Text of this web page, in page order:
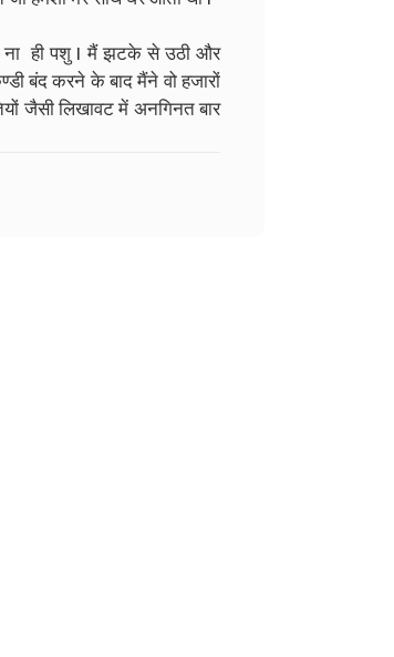
ना ही पशु I मैं झटके से उठी और
बंद करने के बाद मैंने वो हजारों
जैसी लिखावट में अनगिनत बार